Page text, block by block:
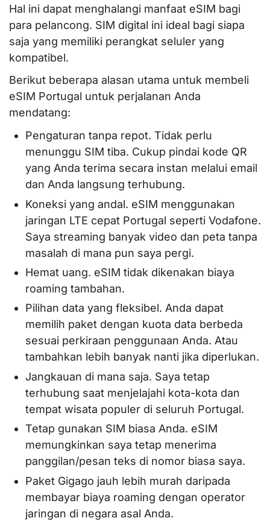
Hal ini dapat menghalangi manfaat eSIM bagi
para pelancong. SIM digital ini ideal bagi siapa
saja yang memiliki perangkat seluler yang
kompatibel.
Berikut beberapa alasan utama untuk membeli
eSIM Portugal untuk perjalanan Anda
mendatang:
Pengaturan tanpa repot. Tidak perlu
menunggu SIM tiba. Cukup pindai kode QR
yang Anda terima secara instan melalui email
dan Anda langsung terhubung.
Koneksi yang andal. eSIM menggunakan
jaringan LTE cepat Portugal seperti Vodafone.
Saya streaming banyak video dan peta tanpa
masalah di mana pun saya pergi.
Hemat uang. eSIM tidak dikenakan biaya
roaming tambahan.
Pilihan data yang fleksibel. Anda dapat
memilih paket dengan kuota data berbeda
sesuai perkiraan penggunaan Anda. Atau
tambahkan lebih banyak nanti jika diperlukan.
Jangkauan di mana saja. Saya tetap
terhubung saat menjelajahi kota-kota dan
tempat wisata populer di seluruh Portugal.
Tetap gunakan SIM biasa Anda. eSIM
memungkinkan saya tetap menerima
panggilan/pesan teks di nomor biasa saya.
Paket Gigago jauh lebih murah daripada
membayar biaya roaming dengan operator
jaringan di negara asal Anda.